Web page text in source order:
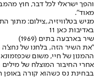
והפך ישראלי לכל דבר, חוץ
מאוד".
באדיבות כאן 11
שיר בארבעה בתים (1969)
"את השיר הזה, בלחנו של נחצ'ה
ההמנון של חיי, משום
אחרי החיבור המוצלח של מילים
בבחינת נס כשהוא קורה